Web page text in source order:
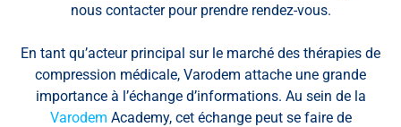
nous contacter pour prendre rendez-vous.
En tant qu’acteur principal sur le marché des thérapies de
compression médicale, Varodem attache une grande
importance à l’échange d’informations. Au sein de la
Varodem Academy, cet échange peut se faire de